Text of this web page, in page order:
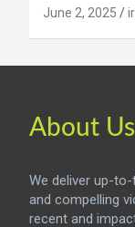
June 2, 2025
About Us
We deliver up-
and compelling
recent and